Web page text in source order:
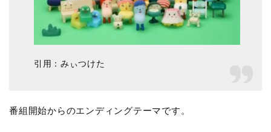
引用：みぃつけた
番組開始からのエンディングテーマです。